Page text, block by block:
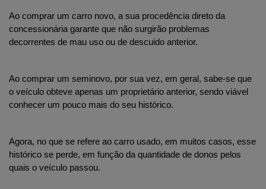
Ao comprar um carro novo, a sua procedência direto da
concessionária garante que não surgirão problemas
decorrentes de mau uso ou de descuido anterior.
Ao comprar um seminovo, por sua vez, em geral, sabe-se que
o veículo obteve apenas um proprietário anterior, sendo viável
conhecer um pouco mais do seu histórico.
Agora, no que se refere ao carro usado, em muitos casos, esse
histórico se perde, em função da quantidade de donos pelos
quais o veículo passou.